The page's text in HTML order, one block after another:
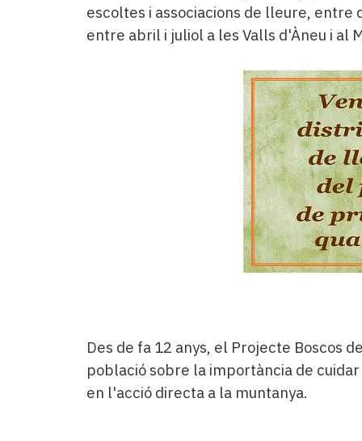
escoltes i associacions de lleure,
entre abril i juliol a les Valls d'Àneu i al
Des de fa 12 anys, el Projecte Boscos
població sobre la importància de
en l'acció directa a la muntanya.